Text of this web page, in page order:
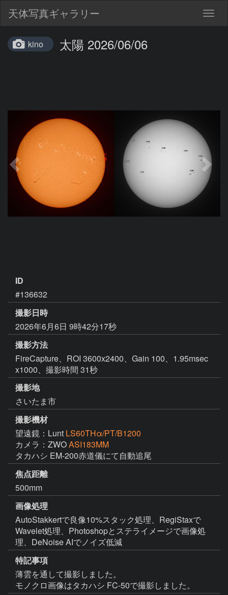
天体写真ギャラリー
kino 太陽 2026/06/06
ID
#136632
撮影日時
2026年6月6日 9時42分17秒
撮影方法
FireCapture、ROI 3600x2400、Gain 100、1.95msec
x1000、撮影時間 31秒
撮影地
さいたま市
撮影機材
望遠鏡：Lunt LS60THα/PT/B1200
カメラ：ZWOASI183MM
タカハシ EM-200赤道儀にて自動追尾
焦点距離
500mm
画像処理
AutoStakkertで良像10%スタック処理、RegiStaxで
Wavelet処理、Photoshopとステライメージで画像処
理、DeNoise AIでノイズ低減
特記事項
薄雲を通して撮影しました。
モノクロ画像はタカハシ FC-50で撮影しました。